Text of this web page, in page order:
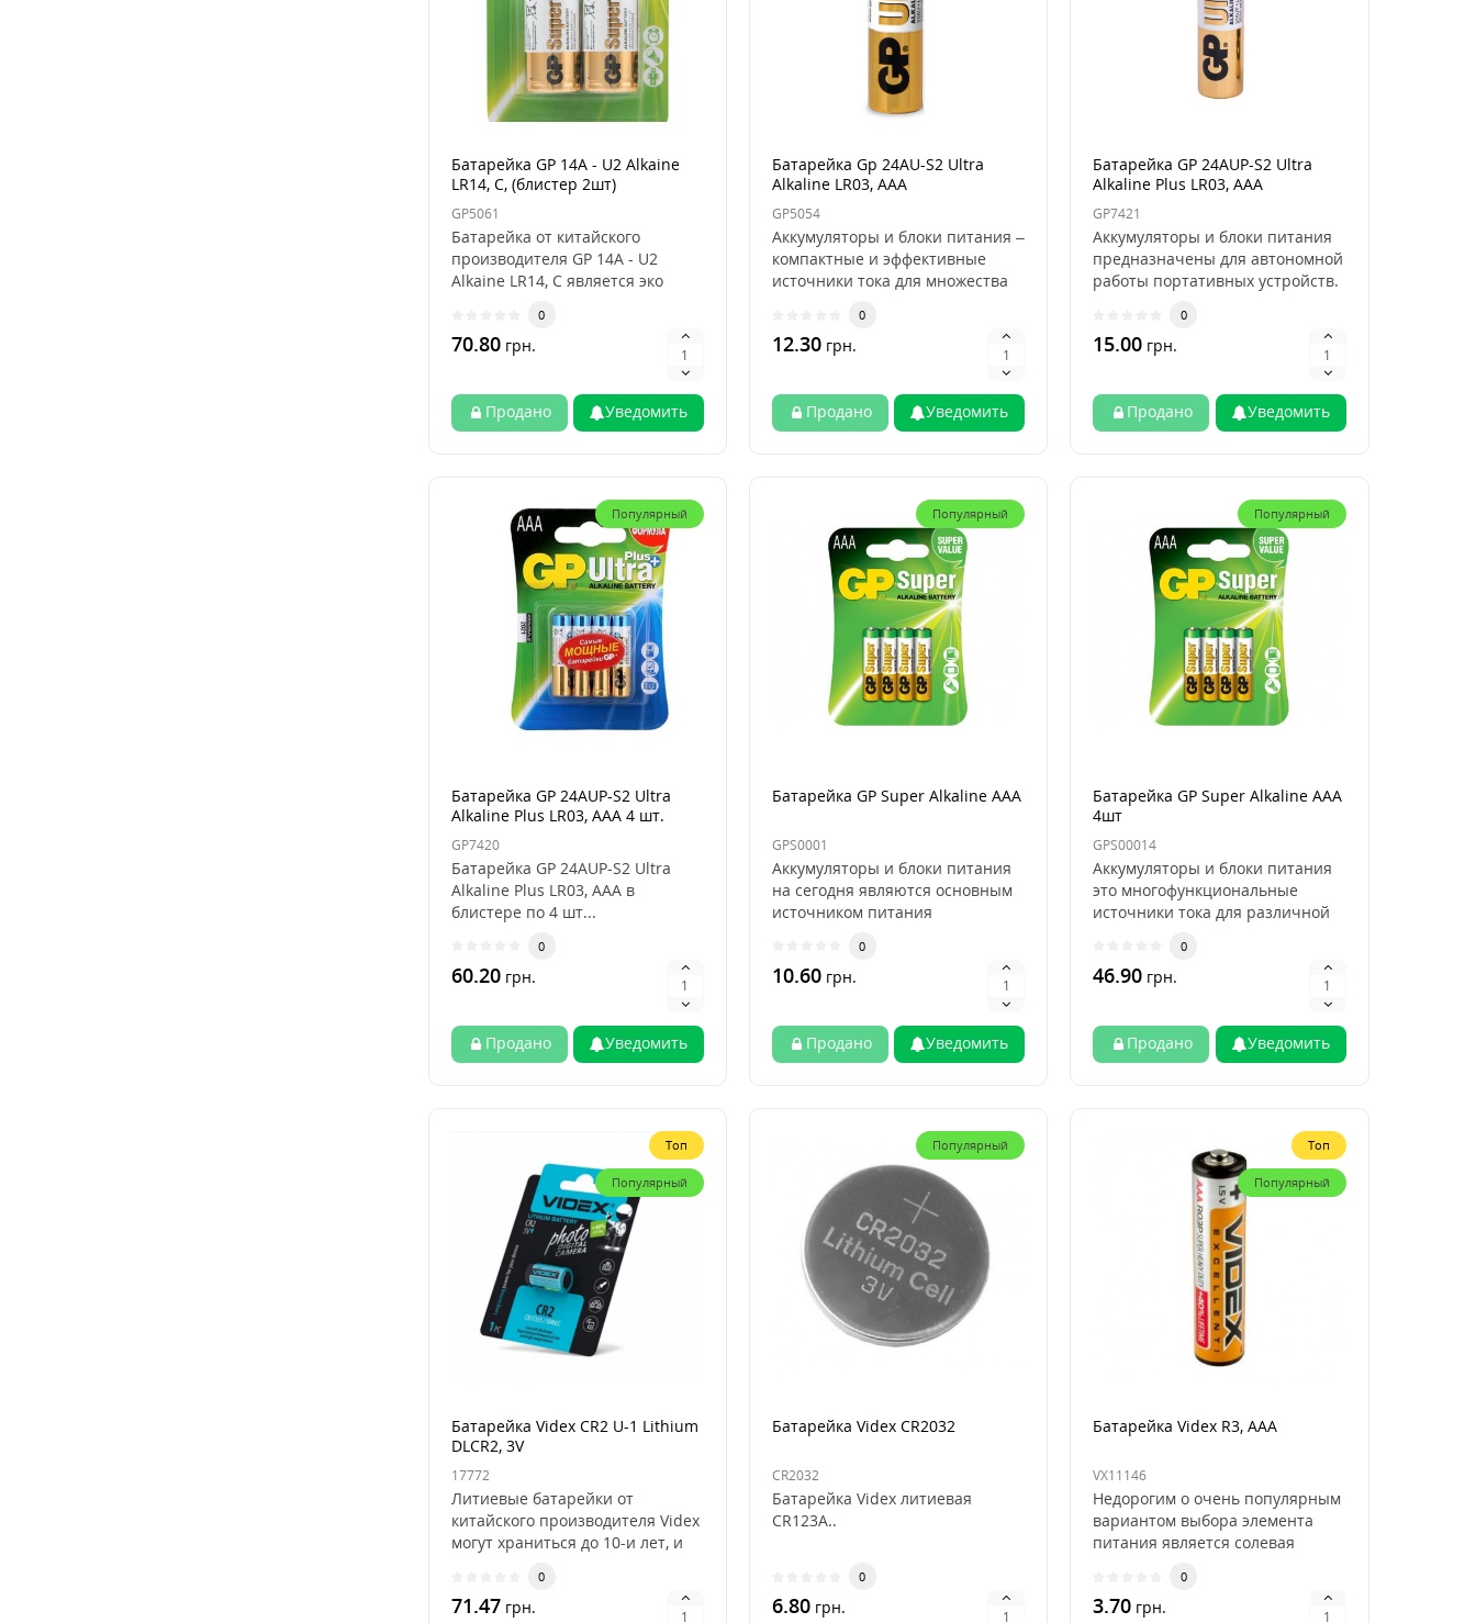
Батарейка GP 14A - U2 Alkaine
LR14, C, (блистер 2шт)
GP5061
Батарейка от китайского
производителя GP 14A - U2
Alkaine LR14, C является эко
0
70.80грн.
Уведомить
Продано
Батарейка Gp 24AU-S2 Ultra
Alkaline LR03, AAA
GP5054
Аккумуляторы и блоки питания –
компактные и эффективные
источники тока для множества
0
12.30грн.
Уведомить
Продано
Батарейка GP 24AUP-S2 Ultra
Alkaline Plus LR03, AAA
GP7421
Аккумуляторы и блоки питания
предназначены для автономной
работы портативных устройств.
0
15.00 грн.
Уведомить
Продано
Популярный
Батарейка GP 24AUP-S2 Ultra
Alkaline Plus LR03, AAA 4 шт.
GP7420
Батарейка GP 24AUP-S2 Ultra
Alkaline Plus LR03, AAA в
блистере по 4 шт...
0
60.20грн.
Уведомить
Продано
Популярный
Батарейка GP Super Alkaline AAA
GPS0001
Аккумуляторы и блоки питания
на сегодня являются основным
источником питания
0
10.60грн.
Уведомить
Продано
Популярный
Батарейка GP Super Alkaline AAA
4шт
GPS00014
Аккумуляторы и блоки питания
это многофункциональные
источники тока для различной
0
46.90 грн.
Уведомить
Продано
Топ
Популярный
Батарейка Videx CR2 U-1 Lithium
DLCR2, 3V
17772
Литиевые батарейки от
китайского производителя Videx
могут храниться до 10-и лет, и
0
71.47грн.
Популярный
Батарейка Videx CR2032
CR2032
Батарейка Videx литиевая
CR123A..
0
6.80грн.
Топ
Популярный
Батарейка Videx R3, AAA
VX11146
Недорогим о очень популярным
вариантом выбора элемента
питания является солевая
0
3.70 грн.